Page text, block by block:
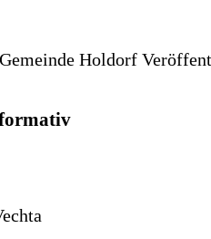
Holdorf